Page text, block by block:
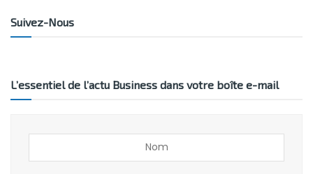
Suivez-Nous
L’essentiel de l’actu Business dans votre boîte e-mail